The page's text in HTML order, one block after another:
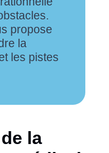
propose
la
les pistes
la